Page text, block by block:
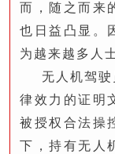
而，随之而来
也日益凸显。
为越来越多人
无人机驾
律效力的证明
被授权合法操
下，持有无人